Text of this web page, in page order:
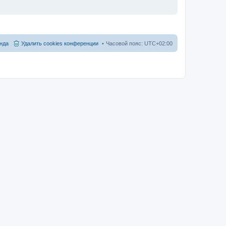
Часовой пояс: UTC+02:00
Удалить cookies конференции